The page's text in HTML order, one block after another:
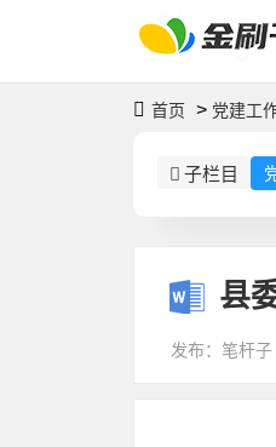
首页 > 党建工
子栏目
县
发布：笔杆子